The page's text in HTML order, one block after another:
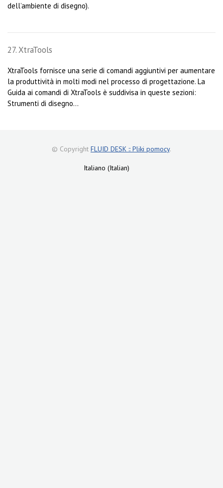
dell’ambiente di disegno).
27. XtraTools
XtraTools fornisce una serie di comandi aggiuntivi per aumentare
la produttività in molti modi nel processo di progettazione. La
Guida ai comandi di XtraTools è suddivisa in queste sezioni:
Strumenti di disegno...
© Copyright FLUID DESK :: Pliki pomocy.
Italiano (Italian)